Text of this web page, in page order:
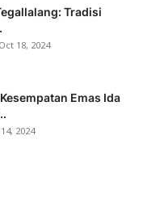
Tradisi
Oct 18, 2024
Emas Ida
2024